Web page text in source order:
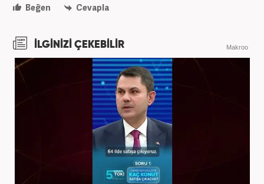
Beğen
Cevapla
İLGİNİZİ ÇEKEBİLİR Makroo